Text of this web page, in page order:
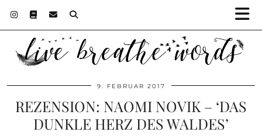
9. FEBRUAR 2017
REZENSION: NAOMI NOVIK – ‘DAS
DUNKLE HERZ DES WALDES’